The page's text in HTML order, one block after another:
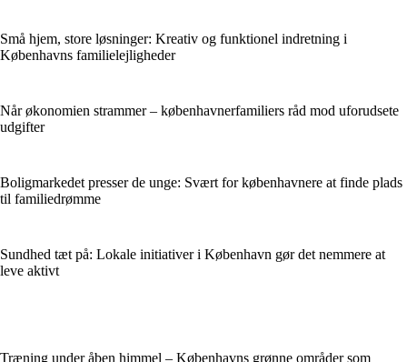
Små hjem, store løsninger: Kreativ og funktionel indretning i
Københavns familielejligheder
Når økonomien strammer – københavnerfamiliers råd mod uforudsete
udgifter
Boligmarkedet presser de unge: Svært for københavnere at finde plads
til familiedrømme
Sundhed tæt på: Lokale initiativer i København gør det nemmere at
leve aktivt
Træning under åben himmel – Københavns grønne områder som